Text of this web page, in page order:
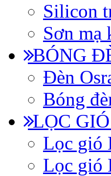
Silicon
Sơn mạ
BÓNG
Đèn
Bóng
LỌC
Lọc gió
Lọc gió